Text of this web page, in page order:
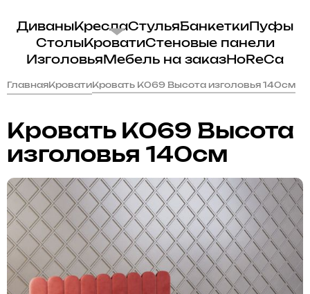
ДиваныКреслаСтульяБанкеткиПуфы
СтолыКроватиСтеновые панели
Изголовья Мебель на заказHoReCa
ГлавнаяКроватиКровать K069 Высота изголовья 140см
Кровать K069 Высота
изголовья 140см